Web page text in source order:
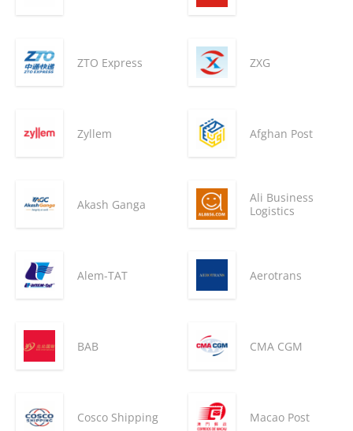
ZTO Express ZXG
Zyllem Afghan Post
Akash Ganga
Ali Business
Logistics
Alem-TAT Aerotrans
BAB CMA CGM
Cosco Shipping Macao Post